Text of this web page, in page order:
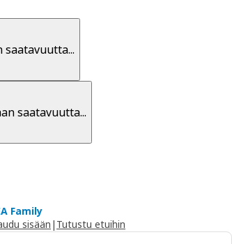
saatavuutta...
Family
sisään | Tutustu etuihin